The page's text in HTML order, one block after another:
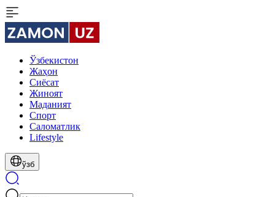
Ўзбекистон
Жаҳон
Сиёсат
Жиноят
Маданият
Спорт
Cаломатлик
Lifestyle
ўзб